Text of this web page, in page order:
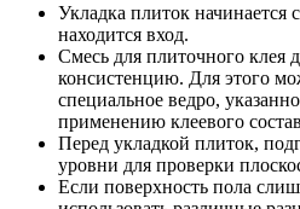
Укладка плиток начинается
находится вход.
Смесь для плиточного клея
консистенцию. Для этого
специальное ведро,
применению клеевого
Перед укладкой плиток,
уровни для проверки
Если поверхность пола